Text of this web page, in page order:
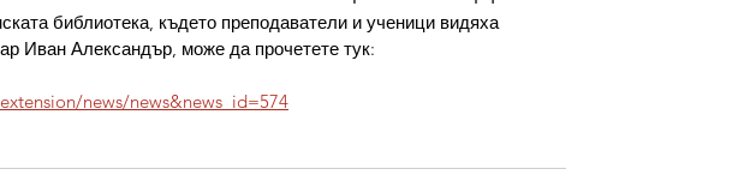
библиотека, където преподаватели и ученици видяха
Иван Александър, може да прочетете тук:
news/news&news_id=574